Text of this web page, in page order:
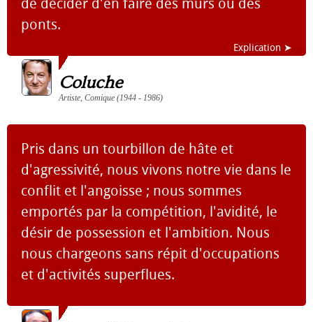
de décider d'en faire des murs ou des
ponts.
Explication ➤
Coluche
Artiste, Comique (1944 - 1986)
Pris dans un tourbillon de hâte et
d'agressivité, nous vivons notre vie dans le
conflit et l'angoisse ; nous sommes
emportés par la compétition, l'avidité, le
désir de possession et l'ambition. Nous
nous chargeons sans répit d'occupations
et d'activités superflues.